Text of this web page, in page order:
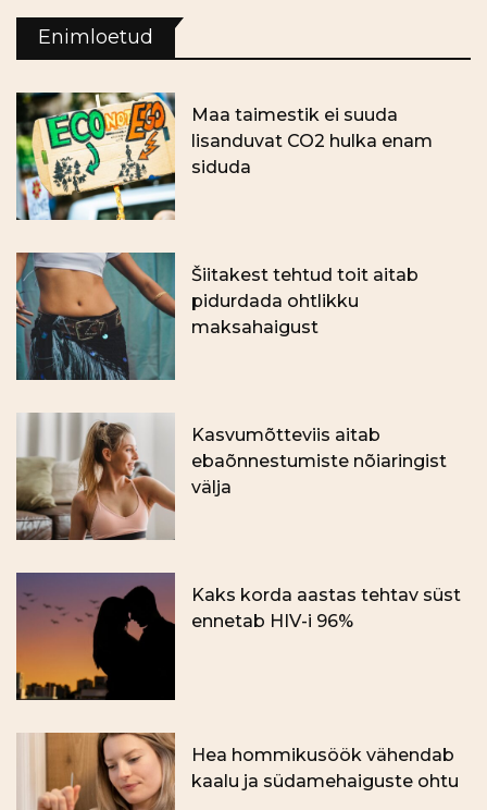
Enimloetud
Maa taimestik ei suuda
lisanduvat CO2 hulka enam
siduda
Šiitakest tehtud toit aitab
pidurdada ohtlikku
maksahaigust
Kasvumõtteviis aitab
ebaõnnestumiste nõiaringist
välja
Kaks korda aastas tehtav süst
ennetab HIV-i 96%
Hea hommikusöök vähendab
kaalu ja südamehaiguste ohtu